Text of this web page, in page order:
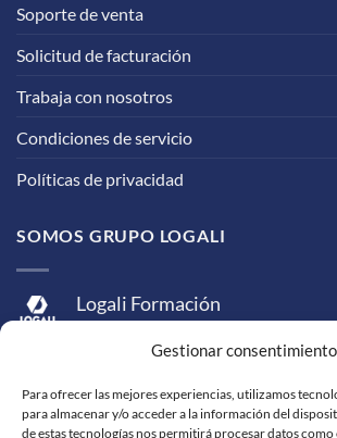
Gestionar consentimiento
Para ofrecer las mejores experiencias, utilizamos
para almacenar y/o acceder a la información del
de estas tecnologías nos permitirá procesar datos
Soporte de venta
Solicitud de facturación
Trabaja con nosotros
Condiciones de servicio
Políticas de privacidad
SOMOS GRUPO LOGALI
Logali Formación
Logali Consultoría
Logali Ingeniería